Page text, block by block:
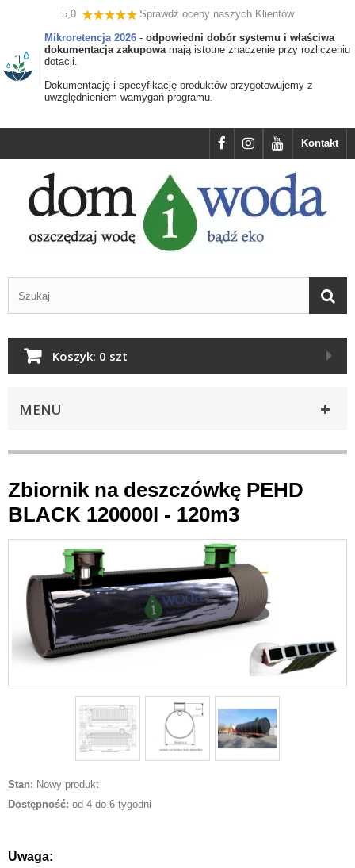
5,0
Sprawdź oceny naszych Klientów
Mikroretencja 2026 - odpowiedni dobór systemu i właściwa
dokumentacja zakupowamają istotne znaczenie przy rozliczeniu
dotacji.
Dokumentację i specyfikację produktów przygotowujemy z
uwzględnieniem wamygań programu.
Kontakt
Koszyk: 0 szt
MENU
Zbiornik na deszczówkę PEHD
BLACK 120000l - 120m3
Stan: Nowy produkt
Dostępność: od 4 do 6 tygodni
Uwaga: